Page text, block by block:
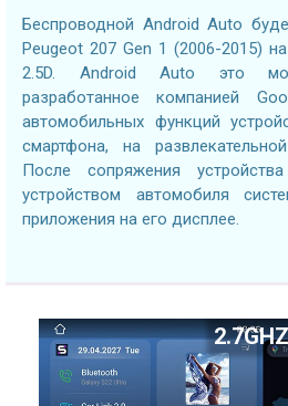
Беспроводной Android Auto
Peugeot 207 Gen 1 (2006-2015)
2.5D. Android Auto это
разработанное компанией
автомобильных функций
смартфона, на
После сопряжения
устройством автомобиля
приложения на его дисплее.